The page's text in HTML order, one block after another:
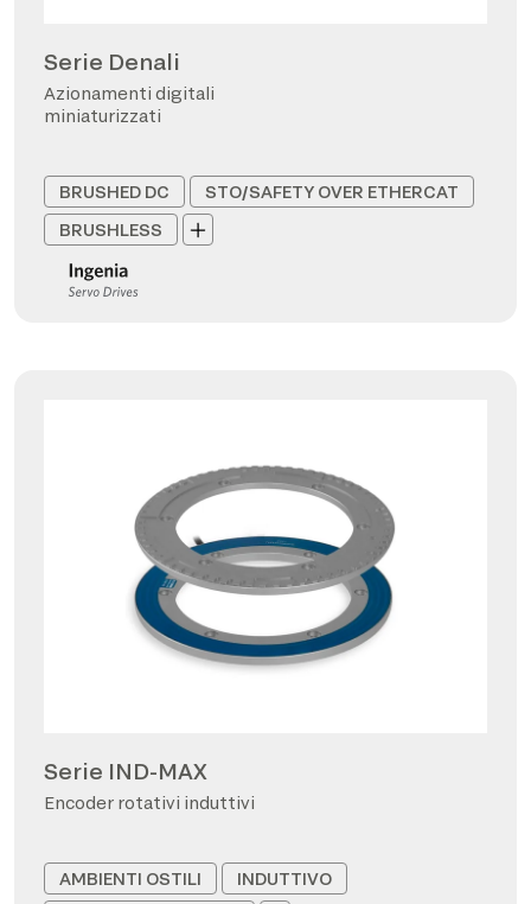
Serie Denali
Azionamenti digitali
miniaturizzati
BRUSHED DC
STO/SAFETY OVER ETHERCAT
BRUSHLESS
Serie IND-MAX
Encoder rotativi induttivi
AMBIENTI OSTILI
INDUTTIVO